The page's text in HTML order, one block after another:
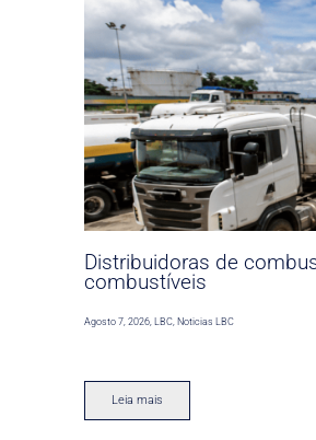
Distribuidoras de
combustíveis
Agosto 7, 2026,LBC,Noticias LBC
Leia mais